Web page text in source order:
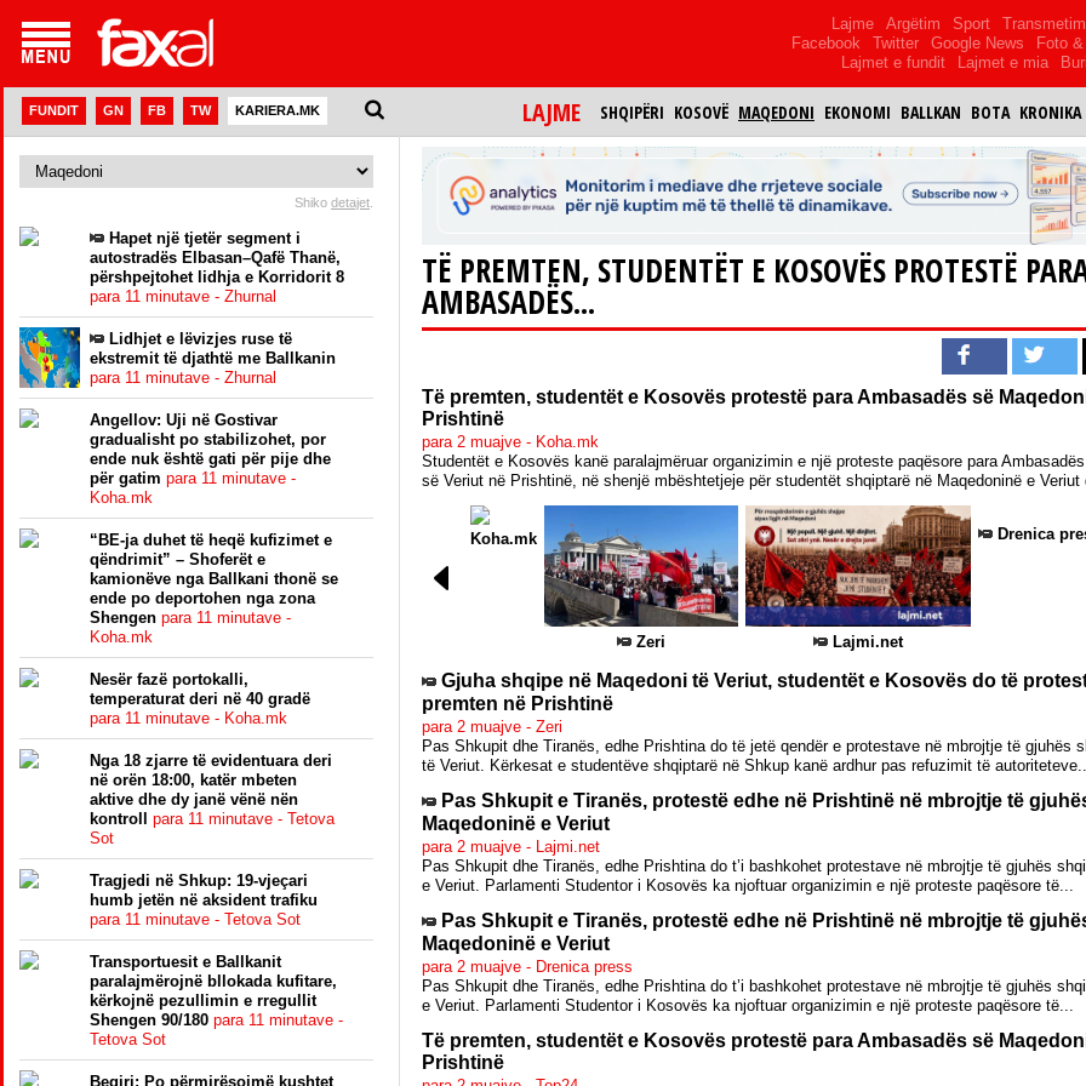
Lajme Argëtim Sport
Facebook
Twitter Google News Foto
Lajmet e fundit
Lajmet e mia
FUNDIT GN FB TW KARIERA.MK LAJME SHQIPËRI KOSOVË MAQEDONI EKONOMI BALLKAN BOTA KRONIKA
Shiko detajet
Hapet një tjetër segment i
autostradës Elbasan–Qafë Thanë,
përshpejtohet lidhja e Korridorit 8
para 11 minutave - Zhurnal
Lidhjet e lëvizjes ruse të
ekstremit të djathtë me Ballkanin
para 11 minutave - Zhurnal
Angellov: Uji në Gostivar
gradualisht po stabilizohet, por
ende nuk është gati për pije dhe
për gatim para 11 minutave -
Koha.mk
“BE-ja duhet të heqë kufizimet e
qëndrimit” – Shoferët e
kamionëve nga Ballkani thonë se
ende po deportohen nga zona
Shengen para 11 minutave -
Koha.mk
Nesër fazë portokalli,
temperaturat deri në 40 gradë
para 11 minutave - Koha.mk
Nga 18 zjarre të evidentuara deri
në orën 18:00, katër mbeten
aktive dhe dy janë vënë nën
kontroll para 11 minutave - Tetova
Sot
Tragjedi në Shkup: 19-vjeçari
humb jetën në aksident trafiku
para 11 minutave - Tetova Sot
Transportuesit e Ballkanit
paralajmërojnë bllokada kufitare,
kërkojnë pezullimin e rregullit
Shengen 90/180 para 11 minutave -
Tetova Sot
Beqiri: Po përmirësojmë kushtet
TË PREMTEN, STUDENTËT E KOSOVËS PROTESTË
AMBASADËS...
Të premten, studentët e Kosovës protestë para Ambasadës së
Prishtinë
para 2 muajve - Koha.mk
Studentët e Kosovës kanë paralajmëruar organizimin e një proteste paqësore para
së Veriut në Prishtinë, në shenjë mbështetjeje për studentët shqiptarë në Maqedoninë e Veriut
Koha.mk
Zeri Lajmi.net
Drenica
Gjuha shqipe në Maqedoni të Veriut, studentët e Kosovës do të
premten në Prishtinë
para 2 muajve - Zeri
Pas Shkupit dhe Tiranës, edhe Prishtina do të jetë qendër e protestave në mbrojtje të gjuhës
të Veriut. Kërkesat e studentëve shqiptarë në Shkup kanë ardhur pas refuzimit të
Pas Shkupit e Tiranës, protestë edhe në Prishtinë në mbrojtje të
Maqedoninë e Veriut
para 2 muajve - Lajmi.net
Pas Shkupit dhe Tiranës, edhe Prishtina do t’i bashkohet protestave në mbrojtje të gjuhës
e Veriut. Parlamenti Studentor i Kosovës ka njoftuar organizimin e një proteste paqësore të...
Pas Shkupit e Tiranës, protestë edhe në Prishtinë në mbrojtje të
Maqedoninë e Veriut
para 2 muajve - Drenica press
Pas Shkupit dhe Tiranës, edhe Prishtina do t’i bashkohet protestave në mbrojtje të gjuhës
e Veriut. Parlamenti Studentor i Kosovës ka njoftuar organizimin e një proteste paqësore të...
Të premten, studentët e Kosovës protestë para Ambasadës së
Prishtinë